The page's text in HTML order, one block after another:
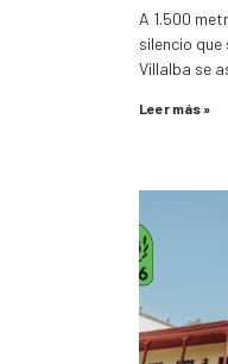
A 1.500
silencio
Villalba se
Leer más »